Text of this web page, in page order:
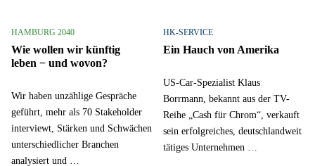
HAMBURG 2040
Wie wollen wir künftig
leben − und wovon?
Wir haben unzählige Gespräche
geführt, mehr als 70 Stakeholder
interviewt, Stärken und Schwächen
unterschiedlicher Branchen
analysiert und …
HK-SERVICE
Ein Hauch von Amerika
US-Car-Spezialist Klaus
Borrmann, bekannt aus der TV-
Reihe „Cash für Chrom“, verkauft
sein erfolgreiches, deutschlandweit
tätiges Unternehmen …